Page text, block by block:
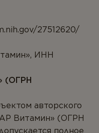
27512620/
ИНН
(ОГРН
авторского
Витамин» (ОГРН
полное